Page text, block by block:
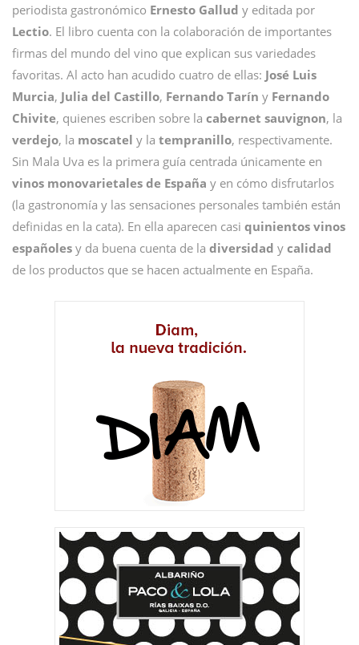
periodista gastronómico Ernesto Gallud y editada por
Lectio. El libro cuenta con la colaboración de importantes
firmas del mundo del vino que explican sus variedades
favoritas. Al acto han acudido cuatro de ellas: José Luis
Murcia, Julia del Castillo, Fernando Tarín y Fernando
Chivite, quienes escriben sobre la cabernet sauvignon, la
verdejo, la moscatel y la tempranillo, respectivamente.
Sin Mala Uva es la primera guía centrada únicamente en
vinos monovarietales de España y en cómo disfrutarlos
(la gastronomía y las sensaciones personales también están
definidas en la cata). En ella aparecen casi quinientos vinos
españoles y da buena cuenta de la diversidad y calidad
de los productos que se hacen actualmente en España.